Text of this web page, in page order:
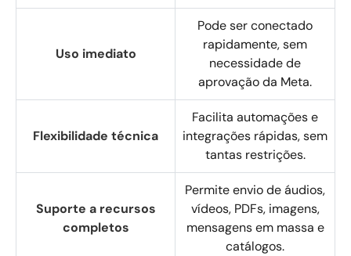
Uso imediato
Pode ser conectado
rapidamente, sem
necessidade de
aprovação da Meta.
Flexibilidade técnica
Facilita automações e
integrações rápidas, sem
tantas restrições.
Suporte a recursos
completos
Permite envio de áudios,
vídeos, PDFs, imagens,
mensagens em massa e
catálogos.